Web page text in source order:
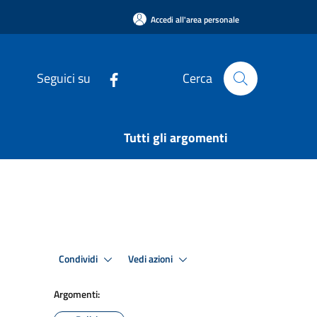
Accedi all'area personale
Seguici su Cerca
Tutti gli argomenti
Condividi Vedi azioni
Argomenti: